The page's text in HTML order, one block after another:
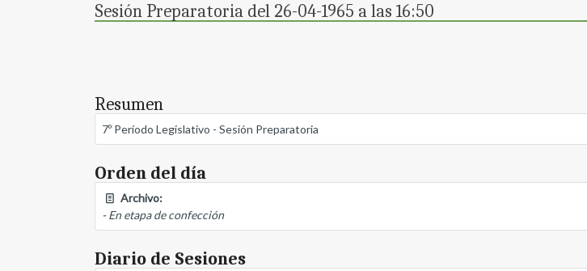
Sesión Preparatoria del 26-04-1965 a las 16:50
Resumen
7º Período Legislativo - Sesión Preparatoria
Orden del día
Archivo:
- En etapa de confección
Diario de Sesiones